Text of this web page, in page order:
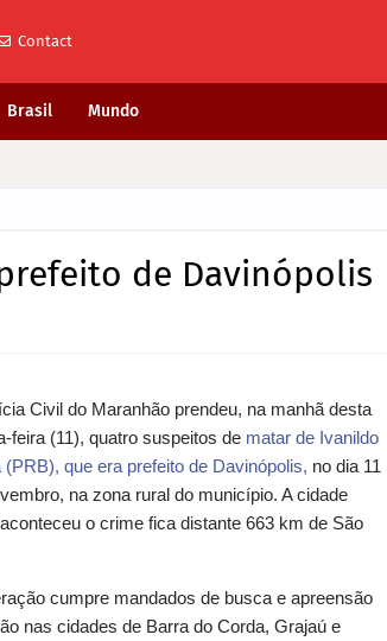
Contact
Brasil Mundo
de Davinópolis
Civil do Maranhão prendeu, na manhã desta
feira (11), quatro suspeitos de matar de Ivanildo
(PRB), que era prefeito de Davinópolis, no dia 11
na zona rural do município. A cidade
o crime fica distante 663 km de São
cumpre mandados de busca e apreensão
nas cidades de Barra do Corda, Grajaú e